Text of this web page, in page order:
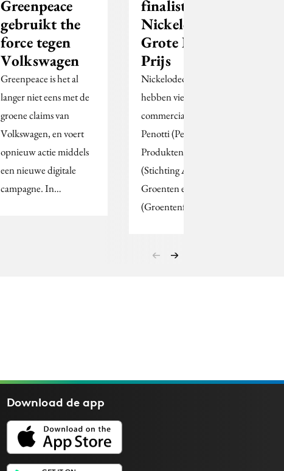
Greenpeace
gebruikt the
force tegen
Volkswagen
Greenpeace is het al
langer niet eens met de
groene claims van
Volkswagen, en voert
opnieuw actie middels
een nieuwe digitale
campagne. In…
finalisten
Nickelodeon
Grote Reclame
Prijs
Nickelodeon-kijkers
hebben vier
commercials van Duo
Penotti (Peeters
Produkten), Pestweb
(Stichting APS),
Groenten en Fruit
(Groentenfruit…
Download deapp